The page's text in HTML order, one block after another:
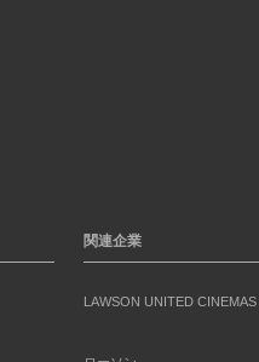
関連企業
LAWSON UNITED CINEMAS